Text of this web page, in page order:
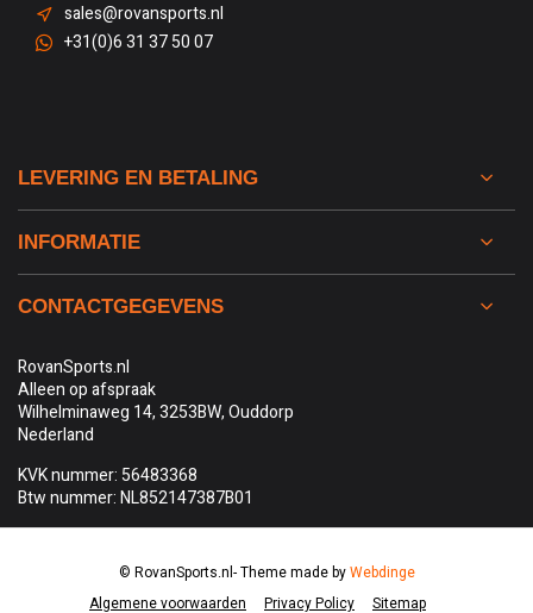
sales@rovansports.nl
+31(0)6 31 37 50 07
LEVERING EN BETALING
INFORMATIE
CONTACTGEGEVENS
RovanSports.nl
Alleen op afspraak
Wilhelminaweg 14, 3253BW, Ouddorp
Nederland
KVK nummer: 56483368
Btw nummer: NL852147387B01
Algemene voorwaarden Privacy Policy Sitemap
© RovanSports.nl- Theme made byWebdinge